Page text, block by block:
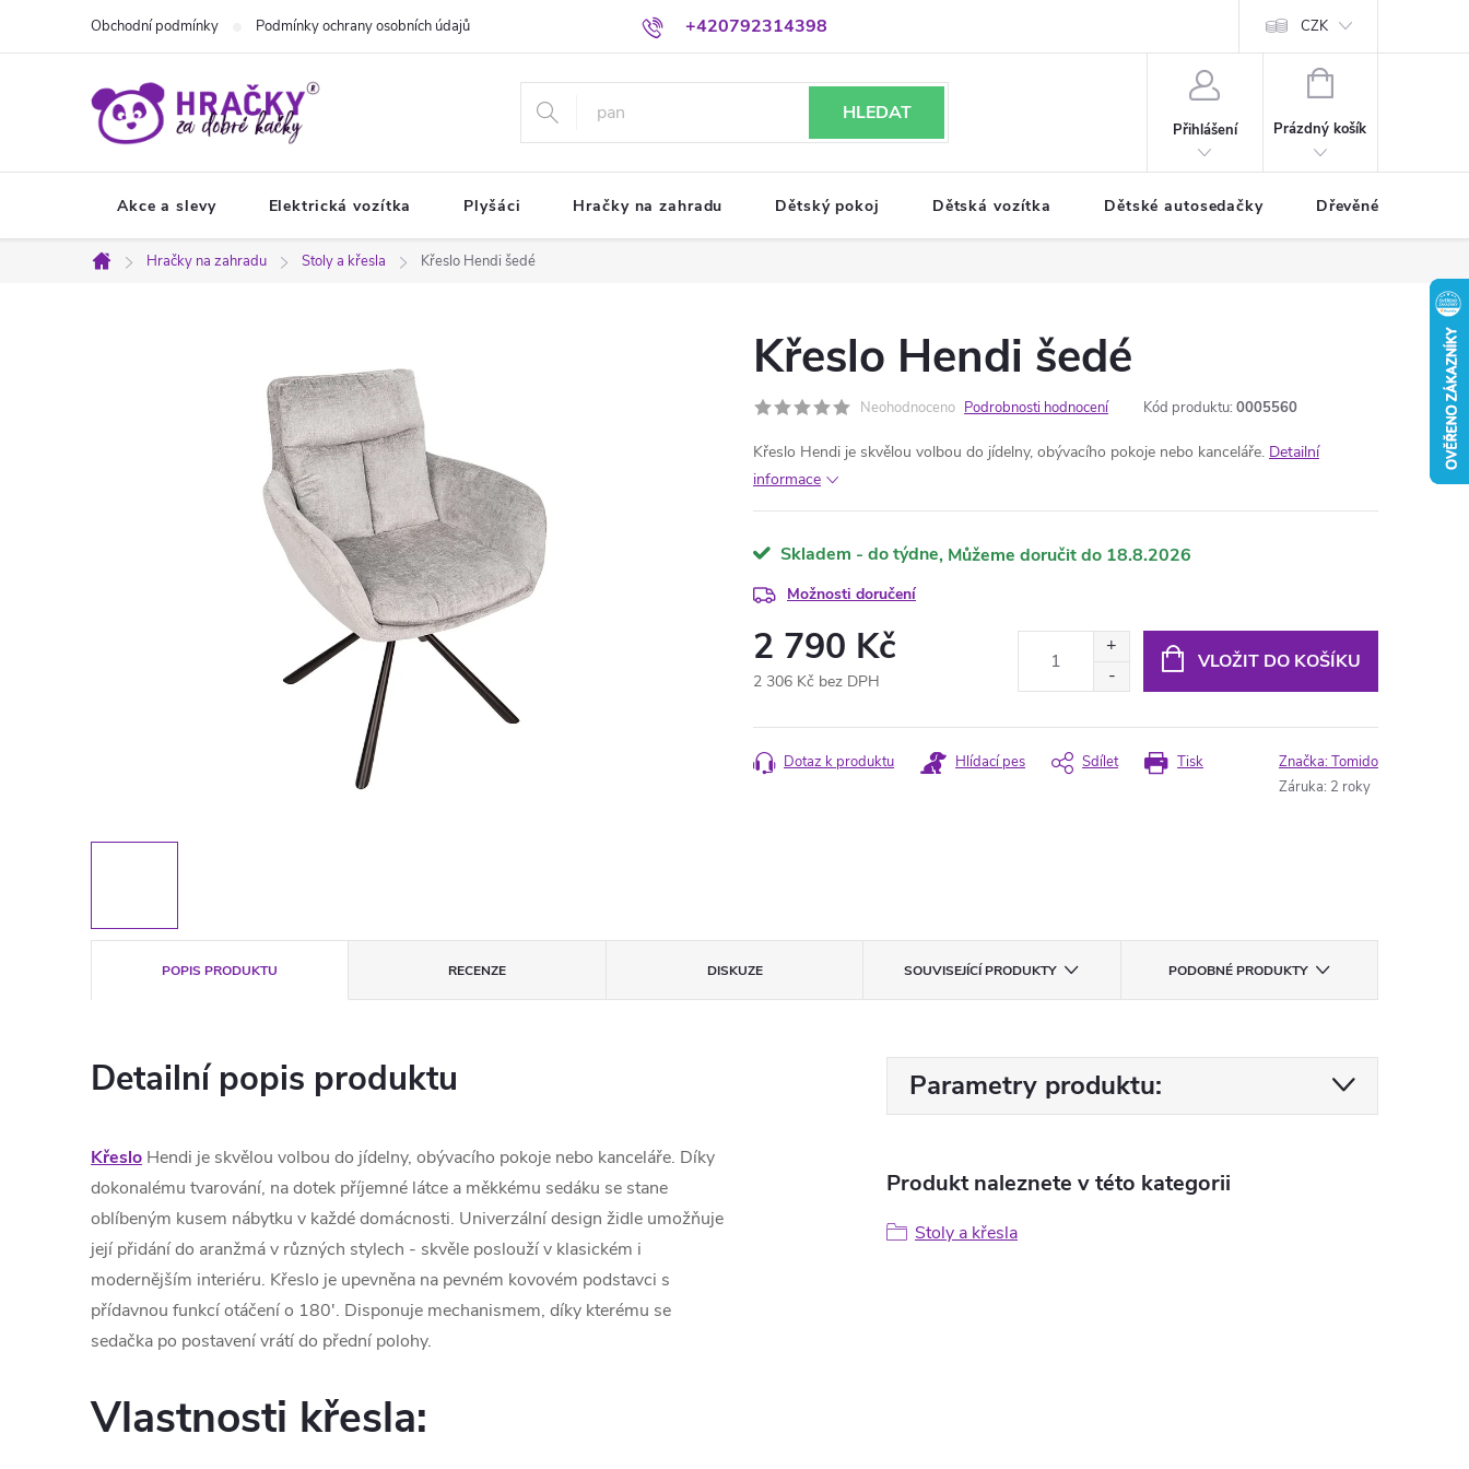
+420792314398
Obchodní podmínky Podmínky ochrany osobních údajů CZK
HLEDAT
Přihlášení
NÁKUPNÍ
Prázdný košík
Akce a slevy Elektrická vozítka Plyšáci Hračky na zahradu Dětský pokoj Dětská vozítka Dětské autosedačky Dřevěné hračky
Domů
Hračky na zahradu Stoly a křesla Křeslo Hendi šedé
Křeslo Hendi šedé
Neohodnoceno Podrobnosti hodnocení Kód produktu: 0005560
Křeslo Hendi je skvělou volbou do jídelny, obývacího pokoje nebo kanceláře. Detailní
informace
Skladem - do týdne 18.8.2026
Možnosti doručení
2 790 Kč
2 306 Kč bez DPH
cena:
VLOŽIT DO KOŠÍKU
Tisk
Dotaz k produktu Hlídací pes Sdílet Značka:Tomido
Záruka: 2 roky
POPIS PRODUKTU RECENZE DISKUZE SOUVISEJÍCÍ PRODUKTY PODOBNÉ PRODUKTY
Detailní popis produktu
Křeslo Hendi je skvělou volbou do jídelny, obývacího pokoje nebo kanceláře. Díky
dokonalému tvarování, na dotek příjemné látce a měkkému sedáku se stane
oblíbeným kusem nábytku v každé domácnosti. Univerzální design židle umožňuje
její přidání do aranžmá v různých stylech - skvěle poslouží v klasickém i
modernějším interiéru. Křeslo je upevněna na pevném kovovém podstavci s
přídavnou funkcí otáčení o 180'. Disponuje mechanismem, díky kterému se
sedačka po postavení vrátí do přední polohy.
Vlastnosti křesla:
Parametry produktu:
Produkt naleznete v této kategorii
Stoly a křesla